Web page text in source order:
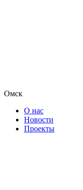
Омск
О нас
Новости
Проекты